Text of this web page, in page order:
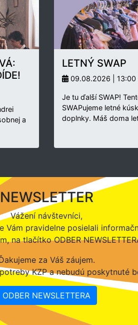
a
LETNÝ SWAP
09.08.2026 | 13:00
Je tu ďalší SWAP!
SWAPujeme letné
doplnky. Máš doma
NEWSLETTER
Vážení návštevníci,
Vám pravidelne posielali
na tlačítko ODBER
za Váš záujem.
KZP a nebudú poskytnuté
ODBER NEWSLETTERA